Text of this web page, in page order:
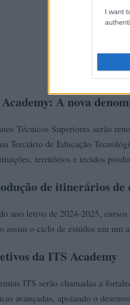
I want
A nova
Técnicos Superiores serão
Terciário de Educação
territórios e tecidos
de itinerários de
ano letivo de 2024-2025,
assim o ciclo de estudos em um
da ITS Academy
ITS serão chamadas a
avançadas, apoiando o